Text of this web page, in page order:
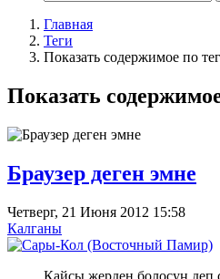
Главная
Теги
Показать содержимое по
Показать
Браузер деген эмне
Четверг, 21 Июня 2012 15:58
Калганы
Кайсы жерден болосуң деп